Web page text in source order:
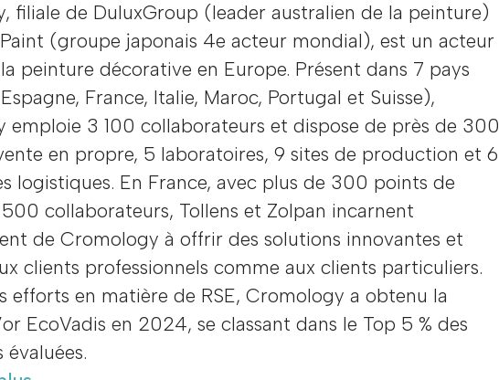
filiale de DuluxGroup (leader australien de la peinture)
(groupe japonais 4e acteur mondial), est un acteur
peinture décorative en Europe. Présent dans 7 pays
France, Italie, Maroc, Portugal et Suisse),
emploie 3 100 collaborateurs et dispose de près de 300
en propre, 5 laboratoires, 9 sites de production et 6
logistiques. En France, avec plus de 300 points de
collaborateurs, Tollens et Zolpan incarnent
de Cromology à offrir des solutions innovantes et
clients professionnels comme aux clients particuliers.
efforts en matière de RSE, Cromology a obtenu la
EcoVadis en 2024, se classant dans le Top 5 % des